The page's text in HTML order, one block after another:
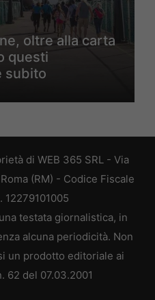
oltre alla carta
questi
subito
di WEB 365 SRL - Via
(RM) - Codice Fiscale
12279101005
testata giornalistica, in
alcuna periodicità. Non
un prodotto editoriale ai
62 del 07.03.2001